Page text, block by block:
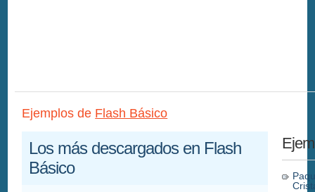
Ejemplos de Flash Básico
Los más descargados en Flash
Básico